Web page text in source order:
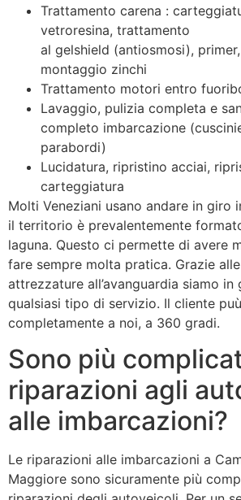
Trattamento carena :
vetroresina, trattamento
al gelshield (antiosmosi),
montaggio zinchi
Trattamento motori entro
Lavaggio, pulizia completa e
completo imbarcazione
parabordi)
Lucidatura, ripristino acciai,
carteggiatura
Molti Veneziani usano andare in giro
il territorio è prevalentemente
laguna. Questo ci permette di avere
fare sempre molta pratica. Grazie
attrezzature all’avanguardia siamo
qualsiasi tipo di servizio. Il cliente
completamente a noi, a 360 gradi.
Sono più
riparazioni agli
alle imbarcazioni?
Le riparazioni alle imbarcazioni a
Maggiore sono sicuramente più